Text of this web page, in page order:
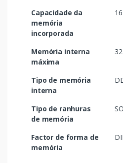
Capacidade da
memória
incorporada
Memória interna
máxima
Tipo de memória
interna
Tipo de ranhuras
de memória
Factor de forma de
memória